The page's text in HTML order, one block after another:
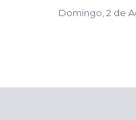
Domingo, 2 de